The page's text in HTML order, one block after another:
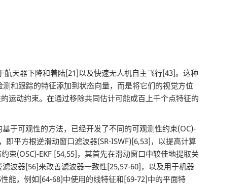
天器下降和着陆[21]以及快速无人机自主飞行[43]。这种
和跟踪的特征添加到状态向量，而是将它们的视觉方位
运动约束。在通过移除共同估计可能成百上千个点特征的
于可观性的方法，已经开发了不同的可观测性约束(OC)-
即平方根逆滑动窗口滤波器(SR-ISWF)[6,53]，以提高计算
束(OSC)-EKF [54,55]，其首先在滑动窗口中较佳地提取关
波器[56]来改善滤波器一致性[25,57-60]，以及用于机器
能，例如[64-68]中使用的线特征和[69-72]中的平面特